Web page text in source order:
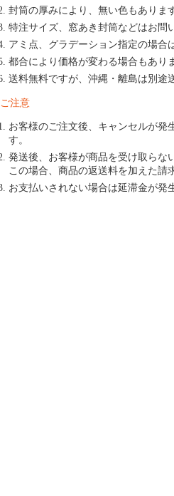
封筒の厚みにより、無い色もありま
特注サイズ、窓あき封筒などはお問
アミ点、グラデーション指定の場合
都合により価格が変わる場合もあり
送料無料ですが、沖縄・離島は別途
ご注意
お客様のご注文後、キャンセルが発
す。
発送後、お客様が商品を受け取らな
この場合、商品の返送料を加えた請
お支払いされない場合は延滞金が発